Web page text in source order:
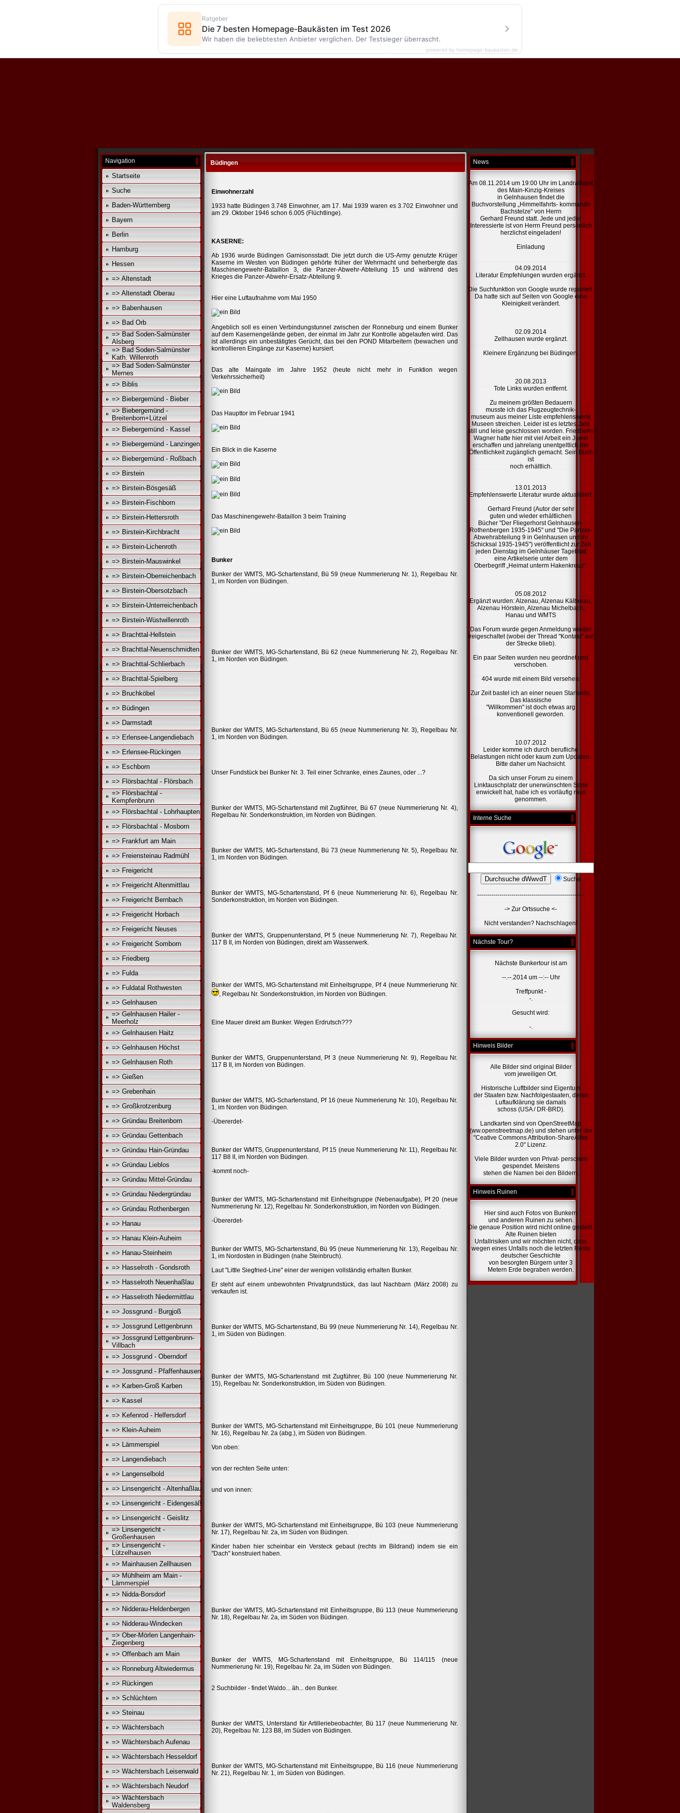
Navigation
Startseite
Suche
Baden-Württemberg
Bayern
Berlin
Hamburg
Hessen
=> Altenstadt
=> Altenstadt Oberau
=> Babenhausen
=> Bad Orb
=> Bad Soden-Salmünster
Alsberg
=> Bad Soden-Salmünster
Kath. Willenroth
=> Bad Soden-Salmünster
Mernes
=> Biblis
=> Biebergemünd - Bieber
=> Biebergemünd -
Breitenborn+Lützel
=> Biebergemünd - Kassel
=> Biebergemünd - Lanzingen
=> Biebergemünd - Roßbach
=> Birstein
=> Birstein-Bösgesäß
=> Birstein-Fischborn
=> Birstein-Hettersroth
=> Birstein-Kirchbracht
=> Birstein-Lichenroth
=> Birstein-Mauswinkel
=> Birstein-Oberreichenbach
=> Birstein-Obersotzbach
=> Birstein-Unterreichenbach
=> Birstein-Wüstwillenroth
=> Brachttal-Hellstein
=> Brachttal-Neuenschmidten
=> Brachttal-Schlierbach
=> Brachttal-Spielberg
=> Bruchköbel
=> Büdingen
=> Darmstadt
=> Erlensee-Langendiebach
=> Erlensee-Rückingen
=> Eschborn
=> Flörsbachtal - Flörsbach
=> Flörsbachtal -
Kempfenbrunn
=> Flörsbachtal - Lohrhaupten
=> Flörsbachtal - Mosborn
=> Frankfurt am Main
=> Freiensteinau Radmühl
=> Freigericht
=> Freigericht Altenmittlau
=> Freigericht Bernbach
=> Freigericht Horbach
=> Freigericht Neuses
=> Freigericht Somborn
=> Friedberg
=> Fulda
=> Fuldatal Rothwesten
=> Gelnhausen
=> Gelnhausen Hailer -
Meerholz
=> Gelnhausen Haitz
=> Gelnhausen Höchst
=> Gelnhausen Roth
=> Gießen
=> Grebenhain
=> Großkrotzenburg
=> Gründau Breitenborn
=> Gründau Gettenbach
=> Gründau Hain-Gründau
=> Gründau Lieblos
=> Gründau Mittel-Gründau
=> Gründau Niedergründau
=> Gründau Rothenbergen
=> Hanau
=> Hanau Klein-Auheim
=> Hanau-Steinheim
=> Hasselroth - Gondsroth
=> Hasselroth Neuenhaßlau
=> Hasselroth Niedermittlau
=> Jossgrund - Burgjoß
=> Jossgrund Lettgenbrunn
=> Jossgrund Lettgenbrunn-
Villbach
=> Jossgrund - Oberndorf
=> Jossgrund - Pfaffenhausen
=> Karben-Groß Karben
=> Kassel
=> Kefenrod - Helfersdorf
=> Klein-Auheim
=> Lämmerspiel
=> Langendiebach
=> Langenselbold
=> Linsengericht - Altenhaßlau
=> Linsengericht - Eidengesäß
=> Linsengericht - Geislitz
=> Linsengericht -
Großenhausen
=> Linsengericht -
Lützelhausen
=> Mainhausen Zellhausen
=> Mühlheim am Main -
Lämmerspiel
=> Nidda-Borsdorf
=> Nidderau-Heldenbergen
=> Nidderau-Windecken
=> Ober-Mörlen Langenhain-
Ziegenberg
=> Offenbach am Main
=> Ronneburg Altwiedermus
=> Rückingen
=> Schlüchtern
=> Steinau
=> Wächtersbach
=> Wächtersbach Aufenau
=> Wächtersbach Hesseldorf
=> Wächtersbach Leisenwald
=> Wächtersbach Neudorf
=> Wächtersbach
Waldensberg
Büdingen
Einwohnerzahl
1933 hatte Büdingen 3.748 Einwohner, am 17. Mai 1939 waren es 3.702 Einwohner und
am 29. Oktober 1946 schon 6.005 (Flüchtlinge).
KASERNE:
Ab 1936 wurde Büdingen Garnisonsstadt. Die jetzt durch die US-Army genutzte Krüger
Kaserne im Westen von Büdingen gehörte früher der Wehrmacht und beherbergte das
Maschinengewehr-Bataillon 3, die Panzer-Abwehr-Abteilung 15 und während des
Krieges die Panzer-Abwehr-Ersatz-Abteilung 9.
Hier eine Luftaufnahme vom Mai 1950
Angeblich soll es einen Verbindungstunnel zwischen der Ronneburg und einem Bunker
auf dem Kasernengelände geben, der einmal im Jahr zur Kontrolle abgelaufen wird. Das
ist allerdings ein unbestätigtes Gerücht, das bei den POND Mitarbeitern (bewachen und
kontrollieren Eingänge zur Kaserne) kursiert.
Das alte Maingate im Jahre 1952 (heute nicht mehr in Funktion wegen
Verkehrssicherheit)
Das Haupttor im Februar 1941
Ein Blick in die Kaserne
Das Maschinengewehr-Bataillon 3 beim Training
Bunker
Bunker der WMTS, MG-Schartenstand, Bü 59 (neue Nummerierung Nr. 1), Regelbau Nr.
1, im Norden von Büdingen.
Bunker der WMTS, MG-Schartenstand, Bü 62 (neue Nummerierung Nr. 2), Regelbau Nr.
1, im Norden von Büdingen.
Bunker der WMTS, MG-Schartenstand, Bü 65 (neue Nummerierung Nr. 3), Regelbau Nr.
1, im Norden von Büdingen.
Unser Fundstück bei Bunker Nr. 3. Teil einer Schranke, eines Zaunes, oder ...?
Bunker der WMTS, MG-Schartenstand mit Zugführer, Bü 67 (neue Nummerierung Nr. 4),
Regelbau Nr. Sonderkonstruktion, im Norden von Büdingen.
Bunker der WMTS, MG-Schartenstand, Bü 73 (neue Nummerierung Nr. 5), Regelbau Nr.
1, im Norden von Büdingen.
Bunker der WMTS, MG-Schartenstand, Pf 6 (neue Nummerierung Nr. 6), Regelbau Nr.
Sonderkonstruktion, im Norden von Büdingen.
Bunker der WMTS, Gruppenunterstand, Pf 5 (neue Nummerierung Nr. 7), Regelbau Nr.
117 B II, im Norden von Büdingen, direkt am Wasserwerk.
Bunker der WMTS, MG-Schartenstand mit Einheitsgruppe, Pf 4 (neue Nummerierung Nr.
, Regelbau Nr. Sonderkonstruktion, im Norden von Büdingen.
Eine Mauer direkt am Bunker. Wegen Erdrutsch???
Bunker der WMTS, Gruppenunterstand, Pf 3 (neue Nummerierung Nr. 9), Regelbau Nr.
117 B II, im Norden von Büdingen.
Bunker der WMTS, MG-Schartenstand, Pf 16 (neue Nummerierung Nr. 10), Regelbau Nr.
1, im Norden von Büdingen.
-Übererdet-
Bunker der WMTS, Gruppenunterstand, Pf 15 (neue Nummerierung Nr. 11), Regelbau Nr.
117 B8 II, im Norden von Büdingen.
-kommt noch-
Bunker der WMTS, MG-Schartenstand mit Einheitsgruppe (Nebenaufgabe), Pf 20 (neue
Nummerierung Nr. 12), Regelbau Nr. Sonderkonstruktion, im Norden von Büdingen.
-Übererdet-
Bunker der WMTS, MG-Schartenstand, Bü 95 (neue Nummerierung Nr. 13), Regelbau Nr.
1, im Nordosten in Büdingen (nahe Steinbruch).
Laut "Little Siegfried-Line" einer der wenigen vollständig erhalten Bunker.
Er steht auf einem unbewohnten Privatgrundstück, das laut Nachbarn (März 2008) zu
verkaufen ist.
Bunker der WMTS, MG-Schartenstand, Bü 99 (neue Nummerierung Nr. 14), Regelbau Nr.
1, im Süden von Büdingen.
Bunker der WMTS, MG-Schartenstand mit Zugführer, Bü 100 (neue Nummerierung Nr.
15), Regelbau Nr. Sonderkonstruktion, im Süden von Büdingen.
Bunker der WMTS, MG-Schartenstand mit Einheitsgruppe, Bü 101 (neue Nummerierung
Nr. 16), Regelbau Nr. 2a (abg.), im Süden von Büdingen.
Von oben:
von der rechten Seite unten:
und von innen:
Bunker der WMTS, MG-Schartenstand mit Einheitsgruppe, Bü 103 (neue Nummerierung
Nr. 17), Regelbau Nr. 2a, im Süden von Büdingen.
Kinder haben hier scheinbar ein Versteck gebaut (rechts im Bildrand) indem sie ein
"Dach" konstruiert haben.
Bunker der WMTS, MG-Schartenstand mit Einheitsgruppe, Bü 113 (neue Nummerierung
Nr. 18), Regelbau Nr. 2a, im Süden von Büdingen.
Bunker der WMTS, MG-Schartenstand mit Einheitsgruppe, Bü 114/115 (neue
Nummerierung Nr. 19), Regelbau Nr. 2a, im Süden von Büdingen.
2 Suchbilder - findet Waldo... äh... den Bunker.
Bunker der WMTS, Unterstand für Artilleriebeobachter, Bü 117 (neue Nummerierung Nr.
20), Regelbau Nr. 123 B8, im Süden von Büdingen.
Bunker der WMTS, MG-Schartenstand mit Einheitsgruppe, Bü 116 (neue Nummerierung
Nr. 21), Regelbau Nr. 1, im Süden von Büdingen.
News
Am 08.11.2014 um 19:00 Uhr im Landratsamt
des Main-Kinzig-Kreises
in Gelnhausen findet die
Buchvorstellung „Himmelfahrts- kommando
Bachstelze“ von Herrn
Gerhard Freund statt. Jede und jeder
Interessierte ist von Herrn Freund persönlich
herzlichst eingeladen!
Einladung
04.09.2014
Literatur Empfehlungen wurden ergänzt.
Die Suchfunktion von Google wurde repariert.
Da hatte sich auf Seiten von Google eine
Kleinigkeit verändert.
02.09.2014
Zellhausen wurde ergänzt.
Kleinere Ergänzung bei Büdingen.
20.08.2013
Tote Links wurden entfernt.
Zu meinem größten Bedauern
musste ich das Flugzeugtechnik-
museum aus meiner Liste empfehlenswerte
Museen streichen. Leider ist es letztes Jahr
still und leise geschlossen worden. Friedhelm
Wagner hatte hier mit viel Arbeit ein Juwel
erschaffen und jahrelang unentgeltlich der
Öffentlichkeit zugänglich gemacht. Sein Buch
ist
noch erhältlich.
13.01.2013
Empfehlenswerte Literatur wurde aktualisiert.
Gerhard Freund (Autor der sehr
guten und wieder erhältlichen
Bücher "Der Fliegerhorst Gelnhausen-
Rothenbergen 1935-1945" und "Die Panzer-
Abwehrabteilung 9 in Gelnhausen und ihr
Schicksal 1935-1945") veröffentlicht zur Zeit
jeden Dienstag im Gelnhäuser Tageblatt
eine Artikelserie unter dem
Oberbegriff „Heimat unterm Hakenkreuz“.
05.08.2012
Ergänzt wurden:Alzenau,Alzenau Kälberau,
Alzenau Hörstein,Alzenau Michelbach,
Hanau und WMTS
Das Forum wurde gegen Anmeldung wieder
freigeschaltet (wobei der Thread "Kontakt" auf
der Strecke blieb).
Ein paar Seiten wurden neu geordnet und
verschoben.
404wurde mit einem Bild versehen.
Zur Zeit bastel ich an einer neuen Startseite.
Das klassische
"Willkommen" ist doch etwas arg
konventionell geworden.
10.07.2012
Leider komme ich durch berufliche
Belastungen nicht oder kaum zum Updaten.
Bitte daher um Nachsicht.
Da sich unser Forum zu einem
Linktauschplatz der unerwünschten Sorte
enwickelt hat, habe ich es vorläufig raus
genommen.
Interne Suche
Suche
-----------------------------------------------------
-> Zur Ortssuche <-
Nicht verstanden? Nachschlagen!
Nächste Tour?
Nächste Bunkertour ist am
--.--.2014 um --:-- Uhr
Treffpunkt -
-.
Gesucht wird:
-.
Hinweis Bilder
Alle Bilder sind original Bilder
vom jeweiligen Ort.
Historische Luftbilder sind Eigentum
der Staaten bzw. Nachfolgestaaten, deren
Luftaufklärung sie damals
schoss (USA / DR-BRD).
Landkarten sind von OpenStreetMap
(ww.openstreetmap.de) und stehen unter der
"Ceative Commons Attribution-ShareAlike
2.0" Lizenz.
Viele Bilder wurden von Privat- personen
gespendet. Meistens
stehen die Namen bei den Bildern.
Hinweis Ruinen
Hier sind auch Fotos von Bunkern
und anderen Ruinen zu sehen.
Die genaue Position wird nicht online gestellt.
Alte Ruinen bieten
Unfallrisiken und wir möchten nicht, dass
wegen eines Unfalls noch die letzten Reste
deutscher Geschichte
von besorgten Bürgern unter 3
Metern Erde begraben werden.
Ratgeber
Die 7 besten Homepage-Baukästen im Test 2026
Wir haben die beliebtesten Anbieter verglichen. Der Testsieger überrascht.
powered by homepage-baukasten.de